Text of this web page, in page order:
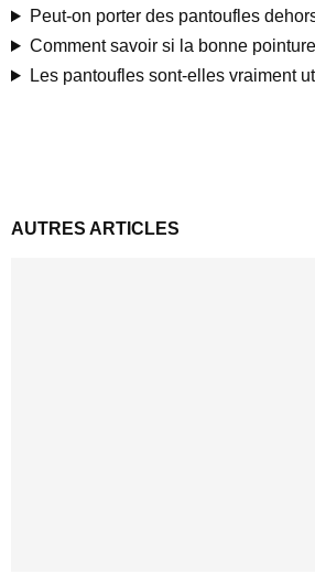
Peut-on porter des pantoufles
Comment savoir si la bonne
Les pantoufles sont-elles vraiment
AUTRES ARTICLES